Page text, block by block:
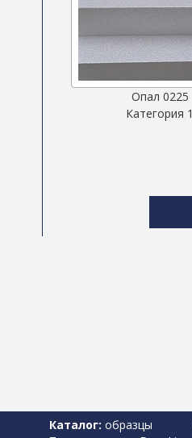
Опал 0225
Категория 1
Каталог: образцы